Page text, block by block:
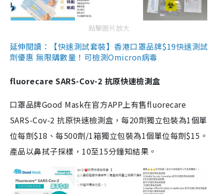
點擊圖片放大
延伸閱讀：【快速測試套裝】香港口罩品牌$19快速測試
劑優惠 無限購數量！可檢測Omicron病毒
fluorecare SARS-Cov-2 抗原快速檢測盒
口罩品牌Good Mask在官方APP上有售fluorecare
SARS-Cov-2 抗原快速檢測盒，每20劑獨立包裝為1個單
位每劑$18、每500劑/1箱獨立包裝為1個單位每劑$15。
產品以鼻拭子採樣，10至15分鐘知結果。